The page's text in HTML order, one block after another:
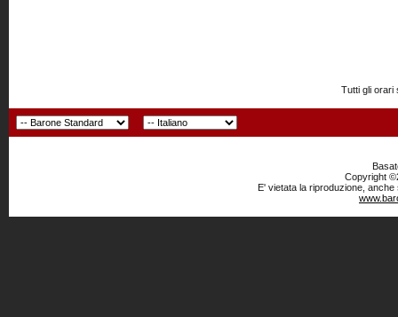
Tutti gli orari
Copyright
E' vietata la riproduzione,